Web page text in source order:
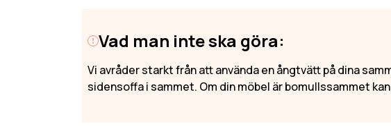
Vad man inte ska göra:
Vi avråder starkt från att använda en ångtvätt på dina
sidensoffa i sammet. Om din möbel är bomullssammet